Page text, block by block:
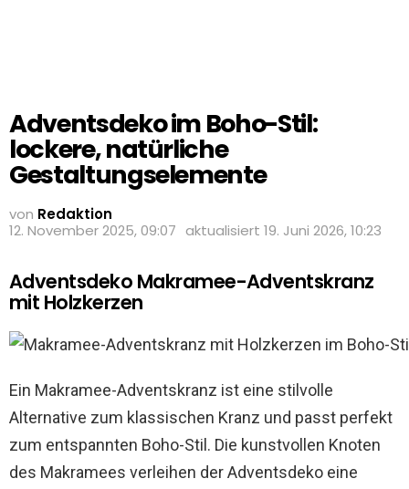
Adventsdeko im Boho-Stil:
lockere, natürliche
Gestaltungselemente
von Redaktion
12. November 2025, 09:07 aktualisiert 19. Juni 2026, 10:23
Adventsdeko Makramee-Adventskranz
mit Holzkerzen
Ein Makramee-Adventskranz ist eine stilvolle
Alternative zum klassischen Kranz und passt perfekt
zum entspannten Boho-Stil. Die kunstvollen Knoten
des Makramees verleihen der Adventsdeko eine